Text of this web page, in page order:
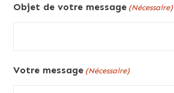
Objet de votre message (Nécessaire)
Votre message (Nécessaire)